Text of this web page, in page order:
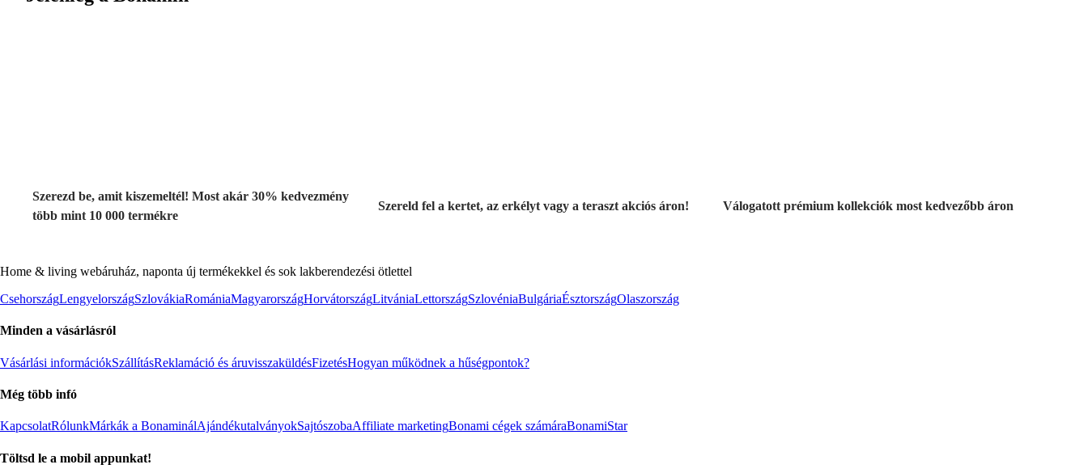
Szerezd be, amit kiszemeltél! Most akár 30% kedvezmény
több mint 10 000 termékre
Szereld fel a kertet, az erkélyt vagy a teraszt akciós áron! Válogatott prémium kollekciók most kedvezőbb áron
Home & living webáruház, naponta új termékekkel és sok lakberendezési ötlettel
CsehországLengyelországSzlovákiaRomániaMagyarországHorvátországLitvániaLettországSzlovéniaBulgáriaÉsztországOlaszország
Minden a vásárlásról
Vásárlási információkSzállításReklamáció és áruvisszaküldésFizetésHogyan működnek a hűségpontok?
Még több infó
KapcsolatRólunkMárkák a BonaminálAjándékutalványokSajtószobaAffiliate marketingBonami cégek számáraBonamiStar
Töltsd le a mobil appunkat!